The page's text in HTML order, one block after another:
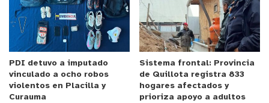
PDI detuvo a imputado
vinculado a ocho robos
violentos en Placilla y
Curauma
Sistema frontal: Provincia
de Quillota registra 833
hogares afectados y
prioriza apoyo a adultos